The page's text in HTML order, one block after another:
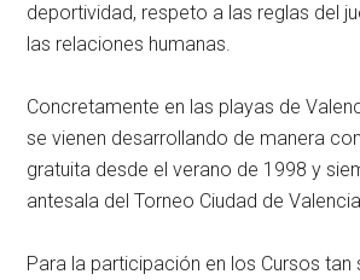
deportividad, respeto a las reglas del
las relaciones humanas.
Concretamente en las playas de
se vienen desarrollando de manera
gratuita desde el verano de 1998 y
antesala del Torneo Ciudad de
Para la participación en los Cursos